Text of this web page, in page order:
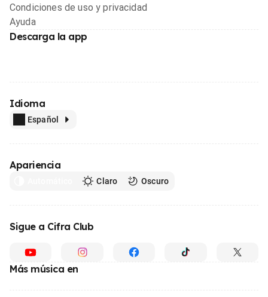
Condiciones de uso y privacidad
Ayuda
Descarga la app
Idioma
Español
Apariencia
Claro Oscuro
Sigue a Cifra Club
Más música en